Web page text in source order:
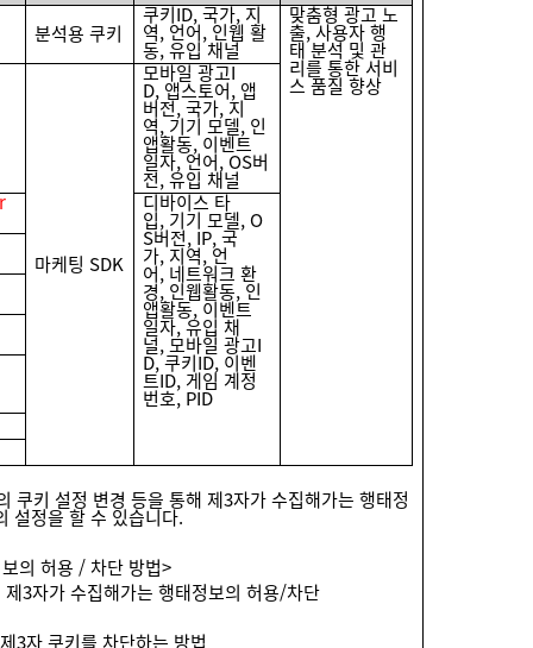
분석용 쿠키
쿠키ID, 국가, 지
역, 언어, 인웹 활
동, 유입 채널
맞춤형 광고 노
출, 사용자 행
태 분석 및 관
리를 통한 서비
스 품질 향상
마케팅 SDK
모바일 광고I
D, 앱스토어, 앱
버전, 국가, 지
역, 기기 모델, 인
앱활동, 이벤트
일자, 언어, OS버
전, 유입 채널
디바이스 타
입, 기기 모델, O
S버전, IP, 국
가, 지역, 언
어, 네트워크 환
경, 인웹활동, 인
앱활동, 이벤트
일자, 유입 채
널, 모바일 광고I
D, 쿠키ID, 이벤
트ID, 게임 계정
번호, PID
쿠키 설정 변경 등을 통해 제3자가 수집해가는 행태정
설정을 할 수 있습니다.
의 허용 / 차단 방법>
3자가 수집해가는 행태정보의 허용/차단
3자 쿠키를 차단하는 방법